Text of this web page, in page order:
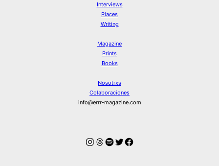
Interviews
Places
Writing
Magazine
Prints
Books
Nosotrxs
Colaboraciones
info@errr-magazine.com
Instagram
Hilos
Spotify
Twitter
Facebook